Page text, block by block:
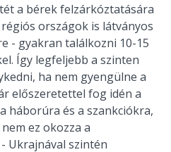
a bérek felzárkóztatására
országok is látványos
- gyakran találkozni 10-15
Így legfeljebb a szinten
ha nem gyengülne a
előszeretettel fog idén a
háborúra és a szankciókra,
ez okozza a
Ukrajnával szintén